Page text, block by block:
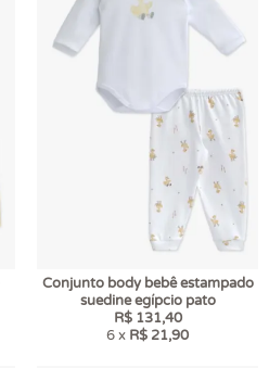
Conjunto body bebê estampado
suedine egípcio pato
R$ 131,40
6 x R$ 21,90